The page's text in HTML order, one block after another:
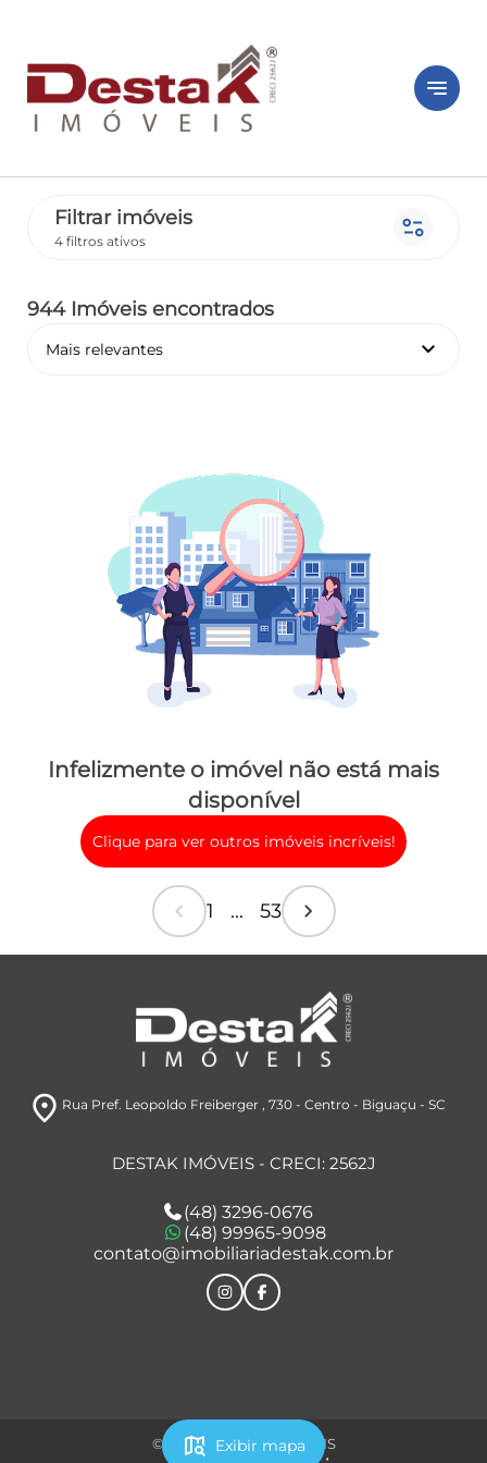
notes
Filtrar imóveis
4 filtros ativos page_info
944 Imóveis encontrados
Mais relevantes keyboard_arrow_down
Infelizmente o imóvel não está mais
disponível
Clique para ver outros imóveis incríveis!
chevron_left 1 ... 53 chevron_right
map_search Exibir mapa
room Rua Pref. Leopoldo Freiberger , 730- Centro - Biguaçu - SC
DESTAK IMÓVEIS - CRECI: 2562J
(48) 3296-0676
(48) 99965-9098
contato@imobiliariadestak.com.br
© 2026 - DESTAK IMÓVEIS